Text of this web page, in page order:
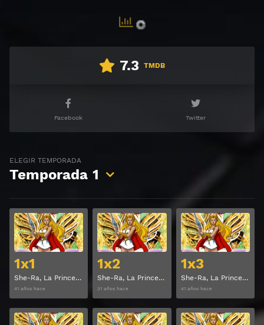
7.3 TMDB
Facebook Twitter
ELEGIR TEMPORADA
Temporada 1
1x1
She-Ra, La Princesa del Poder Temporada 1 Capitulo 1
41 años hace
Ver
1x2
She-Ra, La Princesa del Poder Temporada 1 Capitulo 2
31 años hace
Ver
1x3
She-Ra, La Princesa del Poder Temporada 1 Capitulo 3
41 años hace
Ver Ver